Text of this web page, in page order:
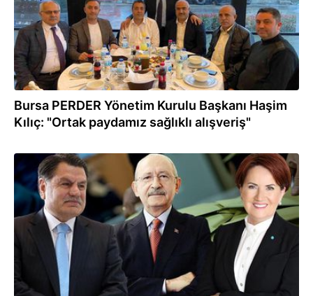
Bursa PERDER Yönetim Kurulu Başkanı Haşim
Kılıç: "Ortak paydamız sağlıklı alışveriş"
10.04.2022